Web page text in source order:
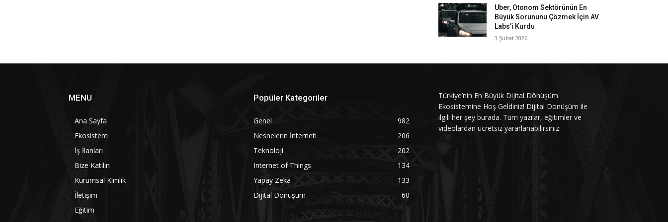
Uber, Otonom Sektörünün En
Büyük Sorununu Çözmek İçin AV
Labs’i Kurdu
3 Şubat 2026
MENU
Ana Sayfa
Ekosistem
İş İlanları
Bize Katılın
Kurumsal Kimlik
İletişim
Eğitim
Popüler Kategoriler
Genel
982
Nesnelerin İnterneti
206
Teknoloji
202
Internet of Things
134
Yapay Zeka
133
Dijital Dönüşüm
60
Türkiye’nin En Büyük Dijital Dönüşüm
Ekosistemine Hoş Geldiniz! Dijital Dönüşüm ile
ilgili her şey burada. Tüm yazılar, eğitimler ve
videolardan ücretsiz yararlanabilirsiniz.